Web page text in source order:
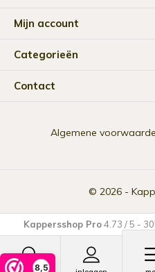
8,5
Mijn account
Categorieën
Contact
© 2026 -
Algemene
Kappersshop Pro4.73 /5 -